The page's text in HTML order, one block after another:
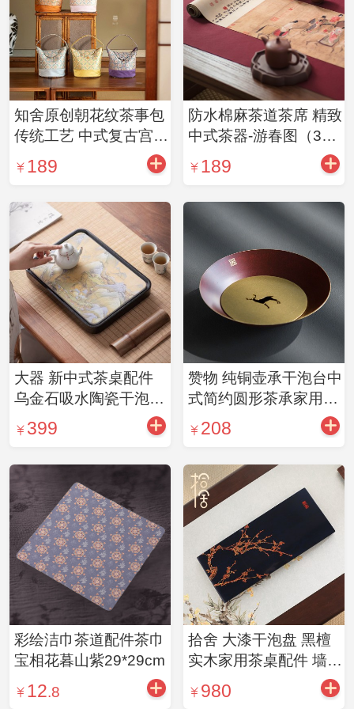
知舍原创朝花纹茶事包
传统工艺 中式复古宫廷
茶具便携加厚收纳袋
189
防水棉麻茶道茶席 精致
中式茶器-游春图（3款
可选）
189
大器 新中式茶桌配件
乌金石吸水陶瓷干泡茶
盘-林隐
399
赞物 纯铜壶承干泡台中
式简约圆形茶承家用黄
铜茶托禅意功夫茶具
208
彩绘洁巾茶道配件茶巾
宝相花暮山紫29*29cm
12.8
拾舍 大漆干泡盘 黑檀
实木家用茶桌配件 墙角
数枝梅-高洁黑
980